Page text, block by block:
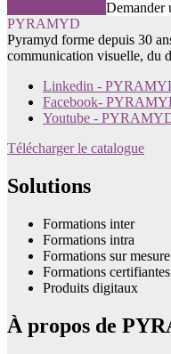
Demander
PYRAMYD
Pyramyd forme depuis 30
communication visuelle, du
Linkedin -
Facebook-
Youtube -
Télécharger le catalogue
Solutions
Formations inter
Formations intra
Formations sur mesure
Formations certifiantes
Produits digitaux
À propos de